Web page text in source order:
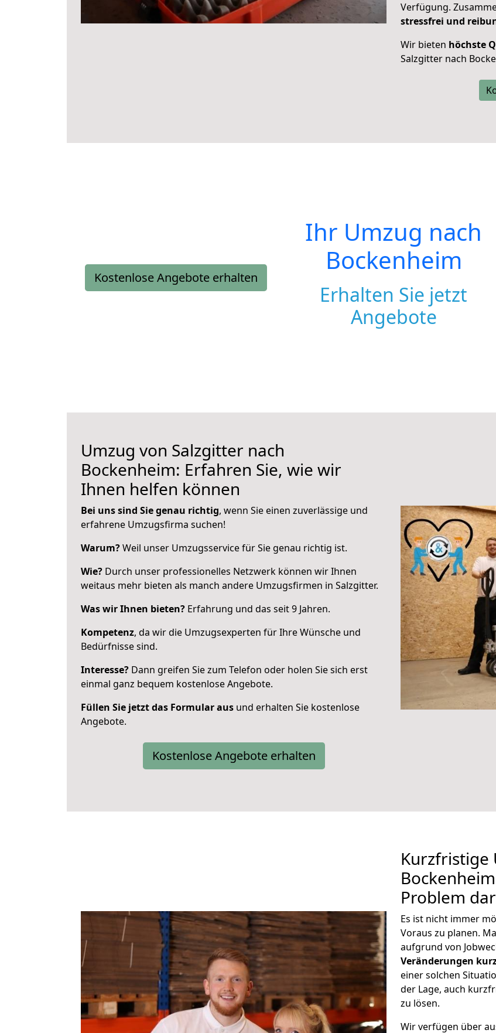
Verfügung.
stressfrei und
Wir bieten höchste
Salzgitter nach
Kostenlose Angebote erhalten
Ihr Umzug nach
Bockenheim
Erhalten Sie jetzt
Angebote
Umzug von Salzgitter nach
Bockenheim: Erfahren Sie, wie wir
Ihnen helfen können
Bei uns sind Sie genau richtig, wenn Sie einen zuverlässige und
erfahrene Umzugsfirma suchen!
Warum?Weil unser Umzugsservice für Sie genau richtig ist.
Wie? Durch unser professionelles Netzwerk können wir Ihnen
weitaus mehr bieten als manch andere Umzugsfirmen in Salzgitter.
Was wir Ihnen bieten? Erfahrung und das seit 9 Jahren.
Kompetenz, da wir die Umzugsexperten für Ihre Wünsche und
Bedürfnisse sind.
Interesse? Dann greifen Sie zum Telefon oder holen Sie sich erst
einmal ganz bequem kostenlose Angebote.
Füllen Sie jetzt das Formular aus und erhalten Sie kostenlose
Angebote.
Kostenlose Angebote erhalten
Kurzfristige
Problem dar
Es ist nicht immer
Voraus zu planen.
aufgrund von
Veränderungen
einer solchen
der Lage, auch
zu lösen.
Wir verfügen über